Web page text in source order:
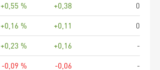
+0,55 % +0,38
0
+0,16 % +0,11
0
+0,23 % +0,16
-
-0,09 % -0,06
-